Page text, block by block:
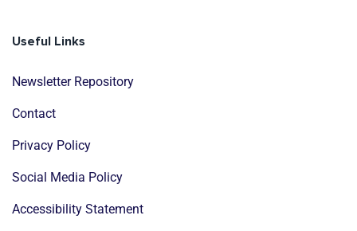
Useful Links
Newsletter Repository
Contact
Privacy Policy
Social Media Policy
Accessibility Statement